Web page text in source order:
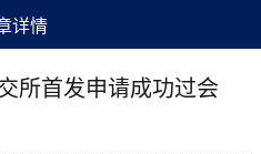
详情
所首发申请成功过会